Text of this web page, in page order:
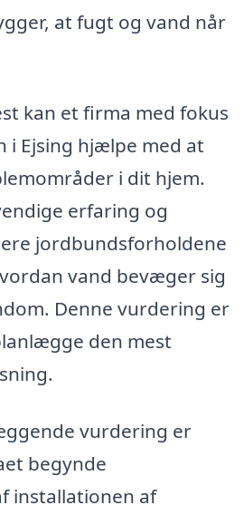
at fugt og vand når
kan et firma med fokus
i Ejsing hjælpe med at
i dit hjem.
erfaring og
jordbundsforholdene
vand bevæger sig
Denne vurdering er
den mest
vurdering er
begynde
installationen af